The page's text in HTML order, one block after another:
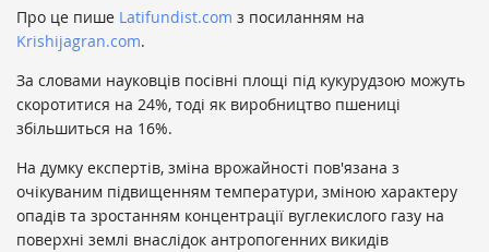
Про це пише Latifundist.com з посиланням на
Krishijagran.com.
За словами науковців посівні площі під кукурудзою можуть
скоротитися на 24%, тоді як виробництво пшениці
збільшиться на 16%.
На думку експертів, зміна врожайності пов'язана з
очікуваним підвищенням температури, зміною характеру
опадів та зростанням концентрації вуглекислого газу на
поверхні землі внаслідок антропогенних викидів